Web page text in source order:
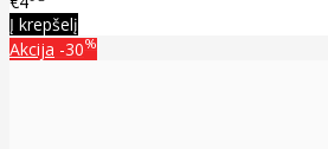
Į krepšelį
Akcija -30%